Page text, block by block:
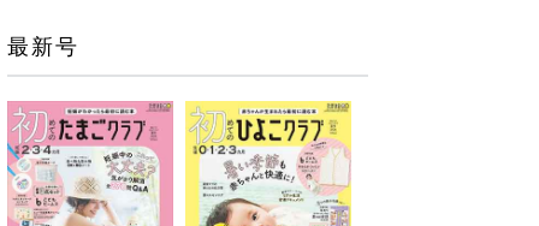
最新号